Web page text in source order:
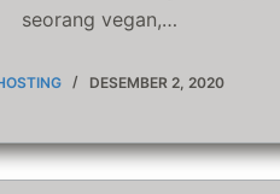
seorang vegan,…
DESEMBER 2, 2020